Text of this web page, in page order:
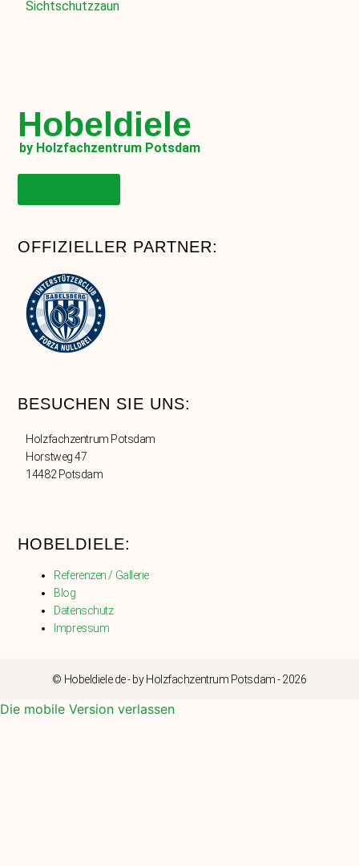
Sichtschutzzaun
Hobeldiele
by Holzfachzentrum Potsdam
OFFIZIELLER PARTNER:
BESUCHEN SIE UNS:
Holzfachzentrum Potsdam
Horstweg 47
14482 Potsdam
HOBELDIELE:
Referenzen / Gallerie
Blog
Datenschutz
Impressum
© Hobeldiele.de - by Holzfachzentrum Potsdam - 2026
Die mobile Version verlassen